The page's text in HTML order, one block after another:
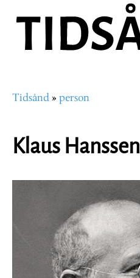
hovedinnhold
Navigasjonssti
Tidsånd person
Klaus Hanssen